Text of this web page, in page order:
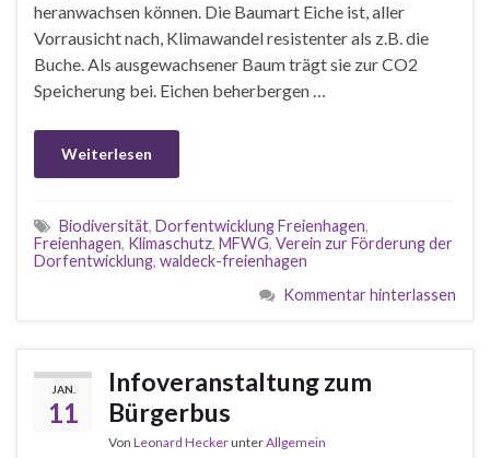
heranwachsen können. Die Baumart Eiche ist, aller
Vorrausicht nach, Klimawandel resistenter als z.B. die
Buche. Als ausgewachsener Baum trägt sie zur CO2
Speicherung bei. Eichen beherbergen …
Weiterlesen
Biodiversität, Dorfentwicklung Freienhagen,
Freienhagen, Klimaschutz, MFWG, Verein zur Förderung der
Dorfentwicklung, waldeck-freienhagen
Kommentar hinterlassen
JAN.
11
Infoveranstaltung zum
Bürgerbus
Von Leonard HeckerunterAllgemein